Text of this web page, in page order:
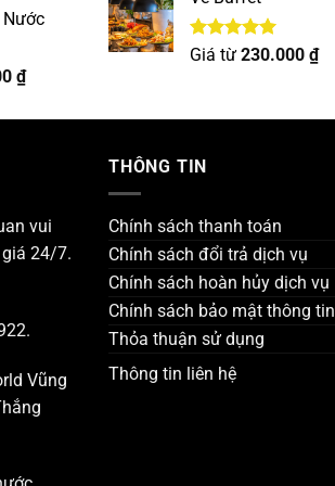
Nước
₫
Được xếp
Giá từ 230.000 ₫
vui
24/7.
Vũng
THÔNG TIN
Chính sách thanh toán
Chính sách đổi trả dịch vụ
Chính sách hoàn hủy dịch vụ
Chính sách bảo mật thông tin
Thỏa thuận sử dụng
Thông tin liên hệ